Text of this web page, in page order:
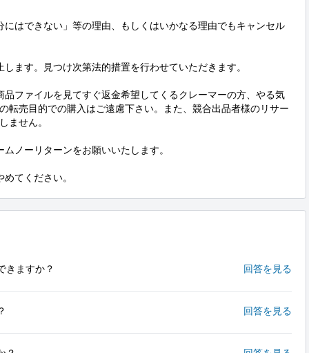
はできない」等の理由、もしくはいかなる理由でもキャンセル
ます。見つけ次第法的措置を行わせていただきます。
ファイルを見てすぐ返金希望してくるクレーマーの方、やる気
転売目的での購入はご遠慮下さい。また、競合出品者様のリサー
ません。
ノーリターンをお願いいたします。
てください。
きますか？ 回答を見る
回答を見る